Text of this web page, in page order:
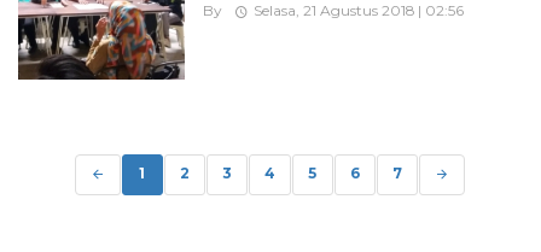
By Selasa, 21 Agustus 2018 | 02:56
navigation
1 2 3 4 5 6 7